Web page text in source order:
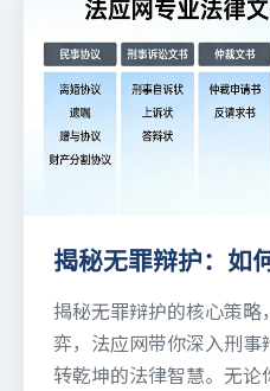
揭秘无罪辩护：如
揭秘无罪辩护的核心策
弈，法应网带你深入刑
转乾坤的法律智慧。无论